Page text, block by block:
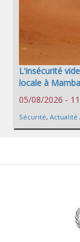
L'insécurité
locale à
05/08/2026 -
Sécurité, Actualité